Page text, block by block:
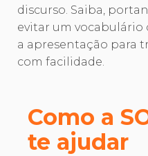
discurso. Saiba,
evitar um vocabulário
a apresentação para
com facilidade.
Como a
te ajudar